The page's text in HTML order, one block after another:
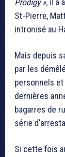
Prodigy », il a
St-Pierre,
intronisé au
Mais depuis
par les
personnels
dernières
bagarres de
série
Si cette fois